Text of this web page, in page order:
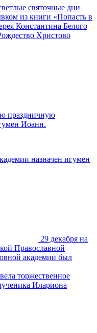
святочные дни
из книги «Попасть в
Константина Белого
Христово
праздничную
Иоанн.
назначен игумен
29 декабря на
Православной
академии был
торжественное
Илариона